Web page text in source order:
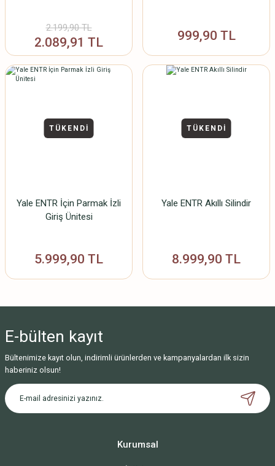
2.199,90 TL
2.089,91 TL 999,90 TL
TÜKENDİ
Yale ENTR İçin Parmak İzli
Giriş Ünitesi
5.999,90 TL
TÜKENDİ
Yale ENTR Akıllı Silindir
8.999,90 TL
E-bülten kayıt
Bültenimize kayıt olun, indirimli ürünlerden ve kampanyalardan ilk sizin
haberiniz olsun!
Kurumsal